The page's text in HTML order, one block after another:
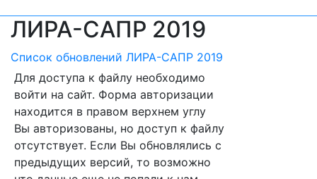
ЛИРА-САПР 2019
Список обновлений ЛИРА-САПР 2019
Для доступа к файлу необходимо
войти на сайт. Форма авторизации
находится в правом верхнем углу
Вы авторизованы, но доступ к файлу
отсутствует. Если Вы обновлялись с
предыдущих версий, то возможно